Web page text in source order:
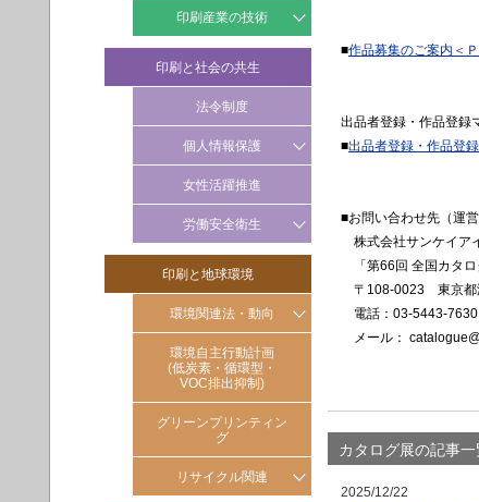
四半期動向
知財トラブル未然防止アドバ
イス
印刷会社のための裁判例
印刷産業の技術
技能五輪国際大会の紹介
印刷と社会の共生
法令制度
個人情報保護
情報セキュリティ
個人情報保護
女性活躍推進
労働安全衛生
リスクアセスメント
ＶＯＣ対策
(労働安全衛生）
印刷と地球環境
環境関連法・動向
ISO動向
グリーン購入法
環境関連法令対応
環境自主行動計画
(低炭素・循環型・
VOC排出抑制)
グリーンプリンティン
グ
リサイクル関連
■作品募集のご案内＜
出品者登録・作品登録
■出品者登録・作品登
■お問い合わせ先（運営
株式会社サンケイア
「第66回 全国カタロ
〒108-0023 東京都
電話：03-5443-7630
メール：
カタログ展の記事一
2025/12/22